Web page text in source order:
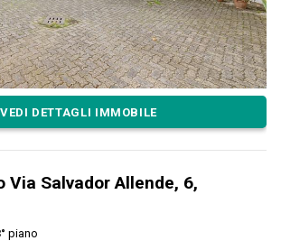
VEDI DETTAGLI IMMOBILE
Via Salvador Allende, 6,
piano